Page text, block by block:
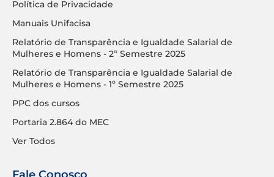
Política de Privacidade
Manuais Unifacisa
Relatório de Transparência e Igualdade Salarial de
Mulheres e Homens - 2º Semestre 2025
Relatório de Transparência e Igualdade Salarial de
Mulheres e Homens - 1º Semestre 2025
PPC dos cursos
Portaria 2.864 do MEC
Ver Todos
Fale Conosco